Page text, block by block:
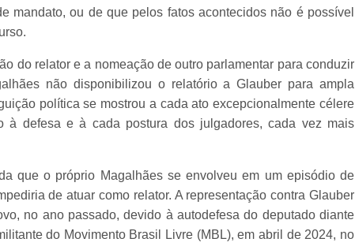
mandato, ou de que pelos fatos acontecidos não é possível
do relator e a nomeação de outro parlamentar para conduzir
não disponibilizou o relatório a Glauber para ampla
política se mostrou a cada ato excepcionalmente célere
à defesa e à cada postura dos julgadores, cada vez mais
que o próprio Magalhães se envolveu em um episódio de
de atuar como relator. A representação contra Glauber
no ano passado, devido à autodefesa do deputado diante
do Movimento Brasil Livre (MBL), em abril de 2024, no